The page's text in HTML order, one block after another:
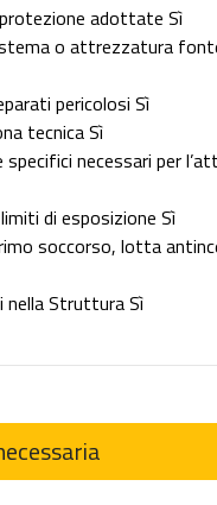
adottate Sì
o attrezzatura
pericolosi Sì
tecnica Sì
necessari per
di esposizione Sì
soccorso, lotta
nella Struttura Sì